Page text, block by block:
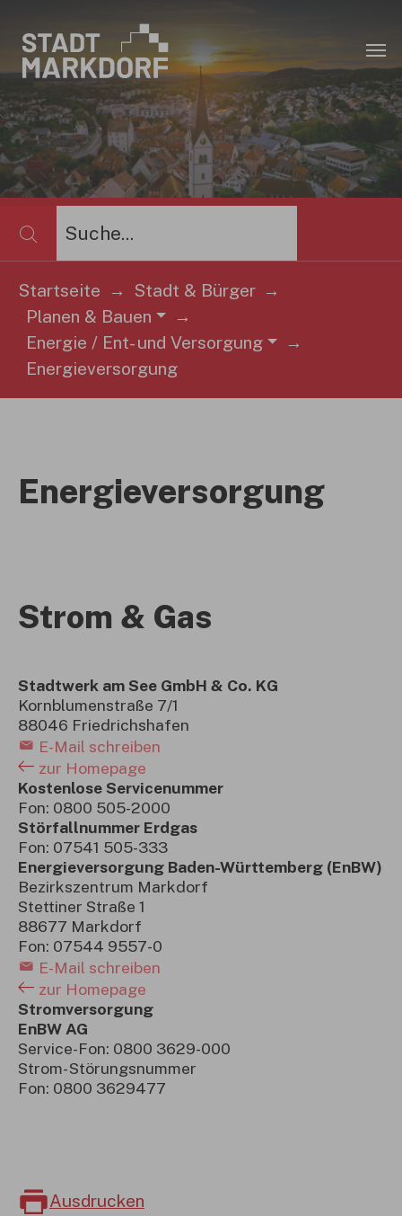
Sie sind hier:
Startseite
Stadt & Bürger
Planen & Bauen
Energie / Ent- und Versorgung
Energieversorgung
Energieversorgung
Strom & Gas
Stadtwerk am See GmbH & Co. KG
Kornblumenstraße 7/1
88046 Friedrichshafen
E-Mail schreiben
zur Homepage
Kostenlose Servicenummer
Fon: 0800 505-2000
Störfallnummer Erdgas
Fon: 07541 505-333
Energieversorgung Baden-Württemberg (EnBW)
Bezirkszentrum Markdorf
Stettiner Straße 1
88677 Markdorf
Fon: 07544 9557-0
E-Mail schreiben
zur Homepage
Stromversorgung
EnBW AG
Service-Fon: 0800 3629-000
Strom- Störungsnummer
Fon: 0800 3629477
Ausdrucken
×